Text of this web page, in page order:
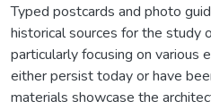
Typed postcards and photo
historical sources for the study
particularly focusing on various
either persist today or have
materials showcase the